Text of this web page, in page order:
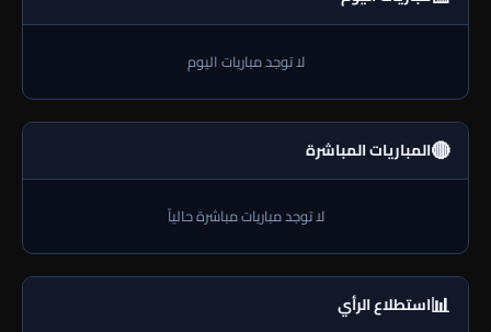
لا توجد مباريات اليوم
🔴المباريات المباشرة
لا توجد مباريات مباشرة حالياً
📊استطلاع الرأي